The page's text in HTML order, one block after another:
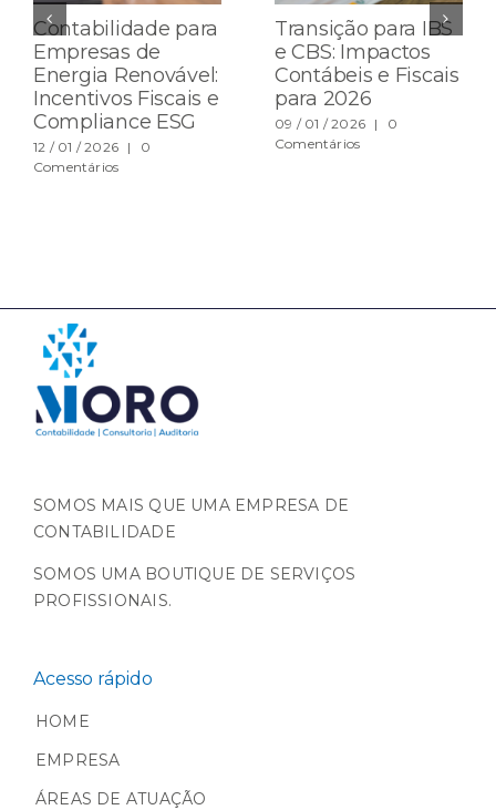
Contabilidade para
Empresas de
Energia Renovável:
Incentivos Fiscais e
Compliance ESG
12 / 01 / 2026 |
0
Comentários
Transição para IBS
e CBS: Impactos
Contábeis e Fiscais
para 2026
09 / 01 / 2026 |
0
Comentários
SOMOS MAIS QUE UMA EMPRESA DE
CONTABILIDADE
SOMOS UMA BOUTIQUE DE SERVIÇOS
PROFISSIONAIS.
Acesso rápido
HOME
EMPRESA
ÁREAS DE ATUAÇÃO